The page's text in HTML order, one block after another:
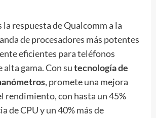
la respuesta de Qualcomm a la
de procesadores más potentes
eficientes para teléfonos
gama. Con sutecnología de
, promete una mejora
rendimiento, con hasta un 45%
de CPU y un 40% más de